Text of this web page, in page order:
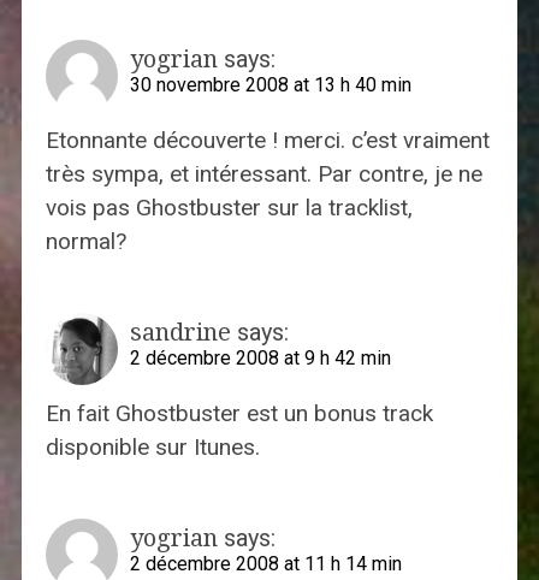
yogrian says:
30 novembre 2008 at 13 h 40 min
Etonnante découverte ! merci. c’est vraiment
très sympa, et intéressant. Par contre, je ne
vois pas Ghostbuster sur la tracklist,
normal?
sandrine says:
2 décembre 2008 at 9 h 42 min
En fait Ghostbuster est un bonus track
disponible sur Itunes.
yogrian says:
2 décembre 2008 at 11 h 14 min